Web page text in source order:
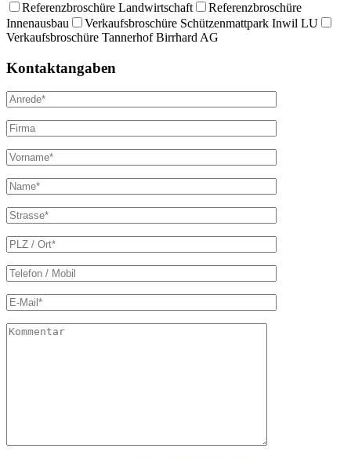
Referenzbroschüre Landwirtschaft
Referenzbroschüre
Innenausbau
Verkaufsbroschüre Schützenmattpark Inwil LU
Verkaufsbroschüre Tannerhof Birrhard AG
Kontaktangaben